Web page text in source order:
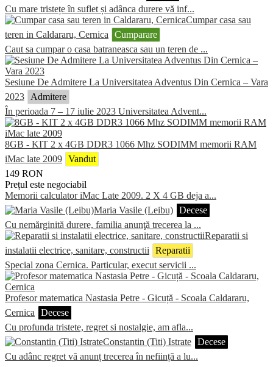
Cu mare tristețe în suflet și adânca durere vă inf...
Cumpar casa sau
teren in Caldararu, Cernica
Cumparare
Caut sa cumpar o casa batraneasca sau un teren de ...
Sesiune De Admitere La Universitatea Adventus Din Cernica – Vara
2023
Admitere
În perioada 7 – 17 iulie 2023 Universitatea Advent...
8GB - KIT 2 x 4GB DDR3 1066 Mhz SODIMM memorii RAM
iMac late 2009 Vandut
149 RON
Prețul este negociabil
Memorii calculator iMac Late 2009. 2 X 4 GB deja a...
Maria Vasile (Leibu) Decese
Cu nemărginită durere, familia anunţă trecerea la ...
Reparatii si
instalatii electrice, sanitare, constructii
Reparatii
Special zona Cernica. Particular, execut servicii ...
Profesor matematica Nastasia Petre - Gicuță - Scoala Caldararu,
Cernica
Decese
Cu profunda tristete, regret si nostalgie, am afla...
Constantin (Titi) Istrate Decese
Cu adânc regret vă anunț trecerea în neființă a lu...